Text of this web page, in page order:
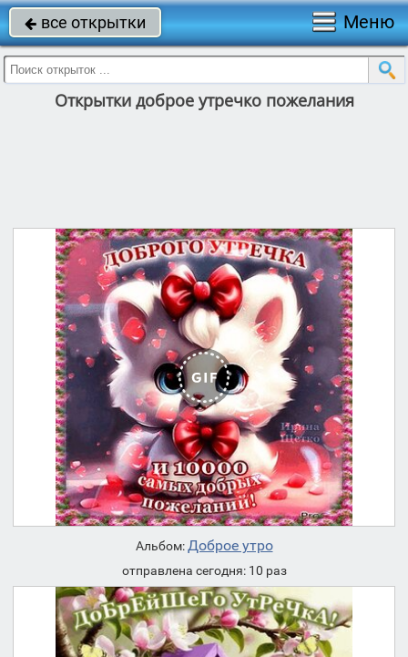
 все открытки Меню
Открытки доброе утречко пожелания
Альбом:Доброе утро
отправлена сегодня: 10 раз